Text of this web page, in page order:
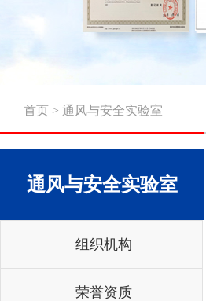
首页 > 通风与安全实验室
通风与安全实验室
组织机构
荣誉资质